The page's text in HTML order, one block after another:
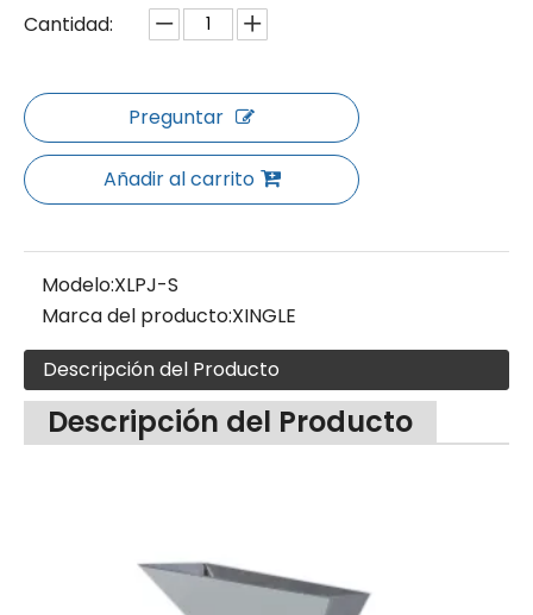
Cantidad:
Preguntar
Añadir al carrito
Modelo:XLPJ-S
Marca del producto:XINGLE
Descripción del Producto
Descripción del Producto